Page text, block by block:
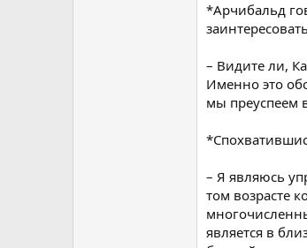
*Арчибальд
– Видите ли,
Именно это
мы преуспеем
– Я являюсь
том возрасте
является в